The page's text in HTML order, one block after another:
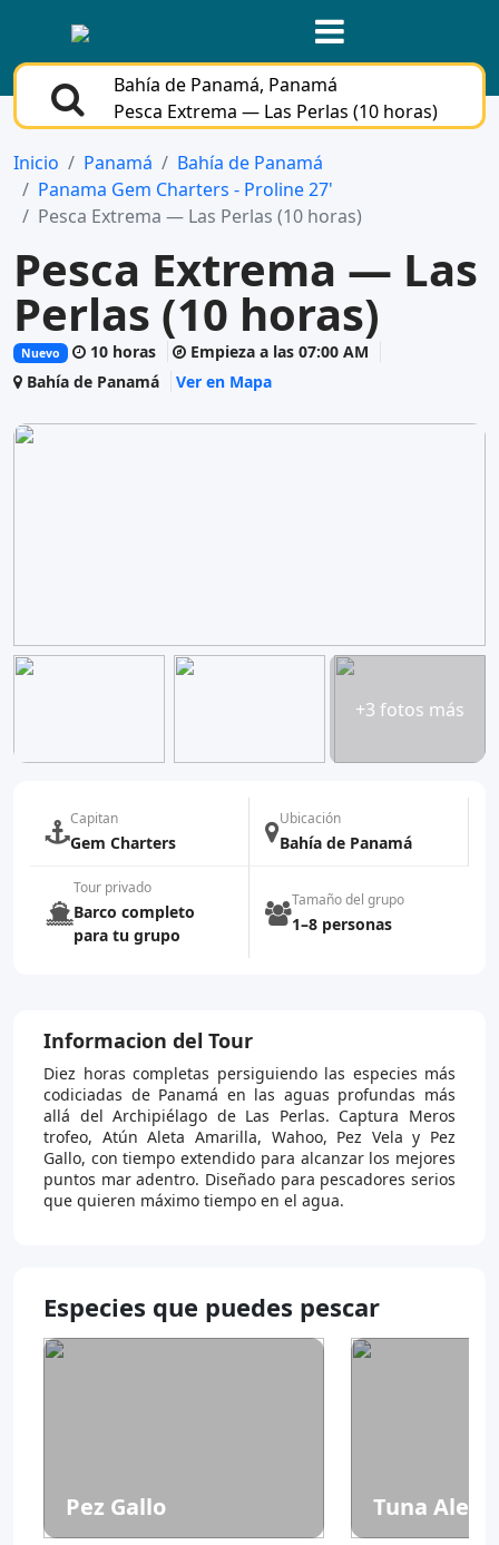
Bahía de Panamá, Panamá
Pesca Extrema — Las Perlas (10 horas)
Inicio Panamá
Bahía de Panamá
Panama Gem Charters - Proline 27'
Pesca Extrema — Las Perlas (10 horas)
Pesca Extrema — Las
Perlas (10 horas)
Nuevo 10 horas
Empieza a las 07:00 AM
Bahía de Panamá
Ver en Mapa
+3 fotos más
Capitan
Gem Charters
Ubicación
Bahía de Panamá
Tour privado
Barco completo
para tu grupo
Tamaño del grupo
1–8 personas
Informacion del Tour
Diez horas completas persiguiendo las especies más
codiciadas de Panamá en las aguas profundas más
allá del Archipiélago de Las Perlas. Captura Meros
trofeo, Atún Aleta Amarilla, Wahoo, Pez Vela y Pez
Gallo, con tiempo extendido para alcanzar los mejores
puntos mar adentro. Diseñado para pescadores serios
que quieren máximo tiempo en el agua.
Especies que puedes pescar
Pez Gallo Tuna